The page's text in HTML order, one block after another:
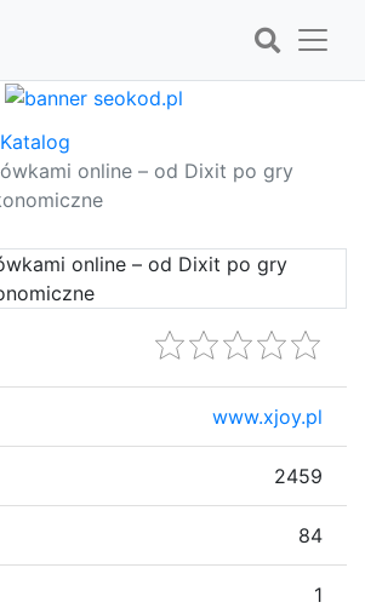
Katalog
online – od Dixit po gry
www.xjoy.pl
2459
84
1